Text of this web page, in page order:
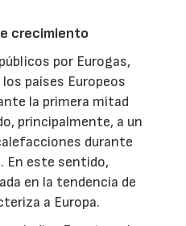
crecimiento
por Eurogas,
países Europeos
la primera mitad
principalmente, a un
durante
En este sentido,
en la tendencia de
a Europa.